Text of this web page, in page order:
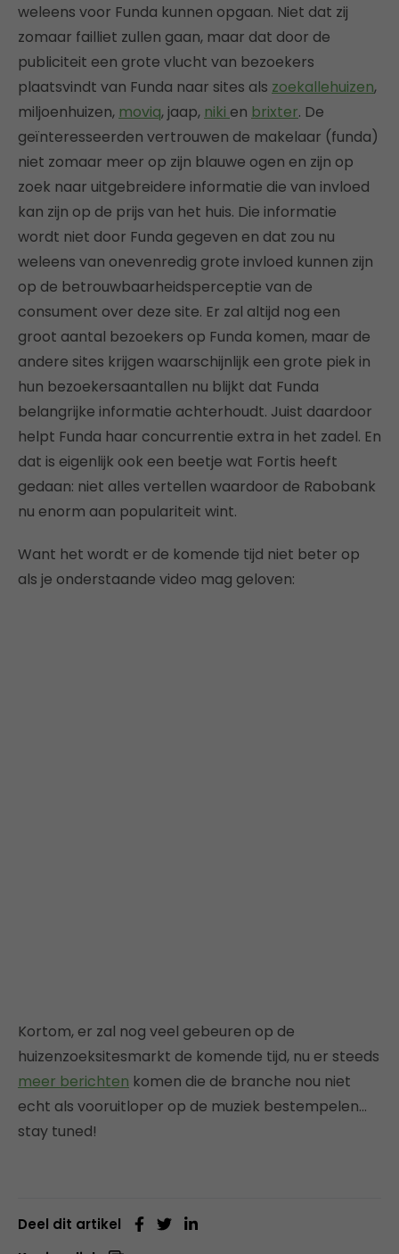
weleens voor Funda kunnen opgaan. Niet dat zij
zomaar failliet zullen gaan, maar dat door de
publiciteit een grote vlucht van bezoekers
plaatsvindt van Funda naar sites als zoekallehuizen,
miljoenhuizen, moviq, jaap, niki en brixter. De
geïnteresseerden vertrouwen de makelaar (funda)
niet zomaar meer op zijn blauwe ogen en zijn op
zoek naar uitgebreidere informatie die van invloed
kan zijn op de prijs van het huis. Die informatie
wordt niet door Funda gegeven en dat zou nu
weleens van onevenredig grote invloed kunnen zijn
op de betrouwbaarheidsperceptie van de
consument over deze site. Er zal altijd nog een
groot aantal bezoekers op Funda komen, maar de
andere sites krijgen waarschijnlijk een grote piek in
hun bezoekersaantallen nu blijkt dat Funda
belangrijke informatie achterhoudt. Juist daardoor
helpt Funda haar concurrentie extra in het zadel. En
dat is eigenlijk ook een beetje wat Fortis heeft
gedaan: niet alles vertellen waardoor de Rabobank
nu enorm aan populariteit wint.
Want het wordt er de komende tijd niet beter op
als je onderstaande video mag geloven:
Kortom, er zal nog veel gebeuren op de
huizenzoeksitesmarkt de komende tijd, nu er steeds
meer berichten komen die de branche nou niet
echt als vooruitloper op de muziek bestempelen…
stay tuned!
Deel dit artikel